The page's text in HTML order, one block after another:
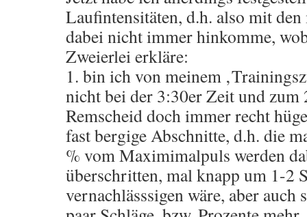
Laufintensitäten, d.h. also mit
dabei nicht immer hinkomme,
Zweierlei erkläre:
1. bin ich von meinem
nicht bei der 3:30er Zeit und
Remscheid doch immer recht
fast bergige Abschnitte, d.h. die
% vom Maximimalpuls werden
überschritten, mal knapp um 1-2
vernachlässsigen wäre, aber auch